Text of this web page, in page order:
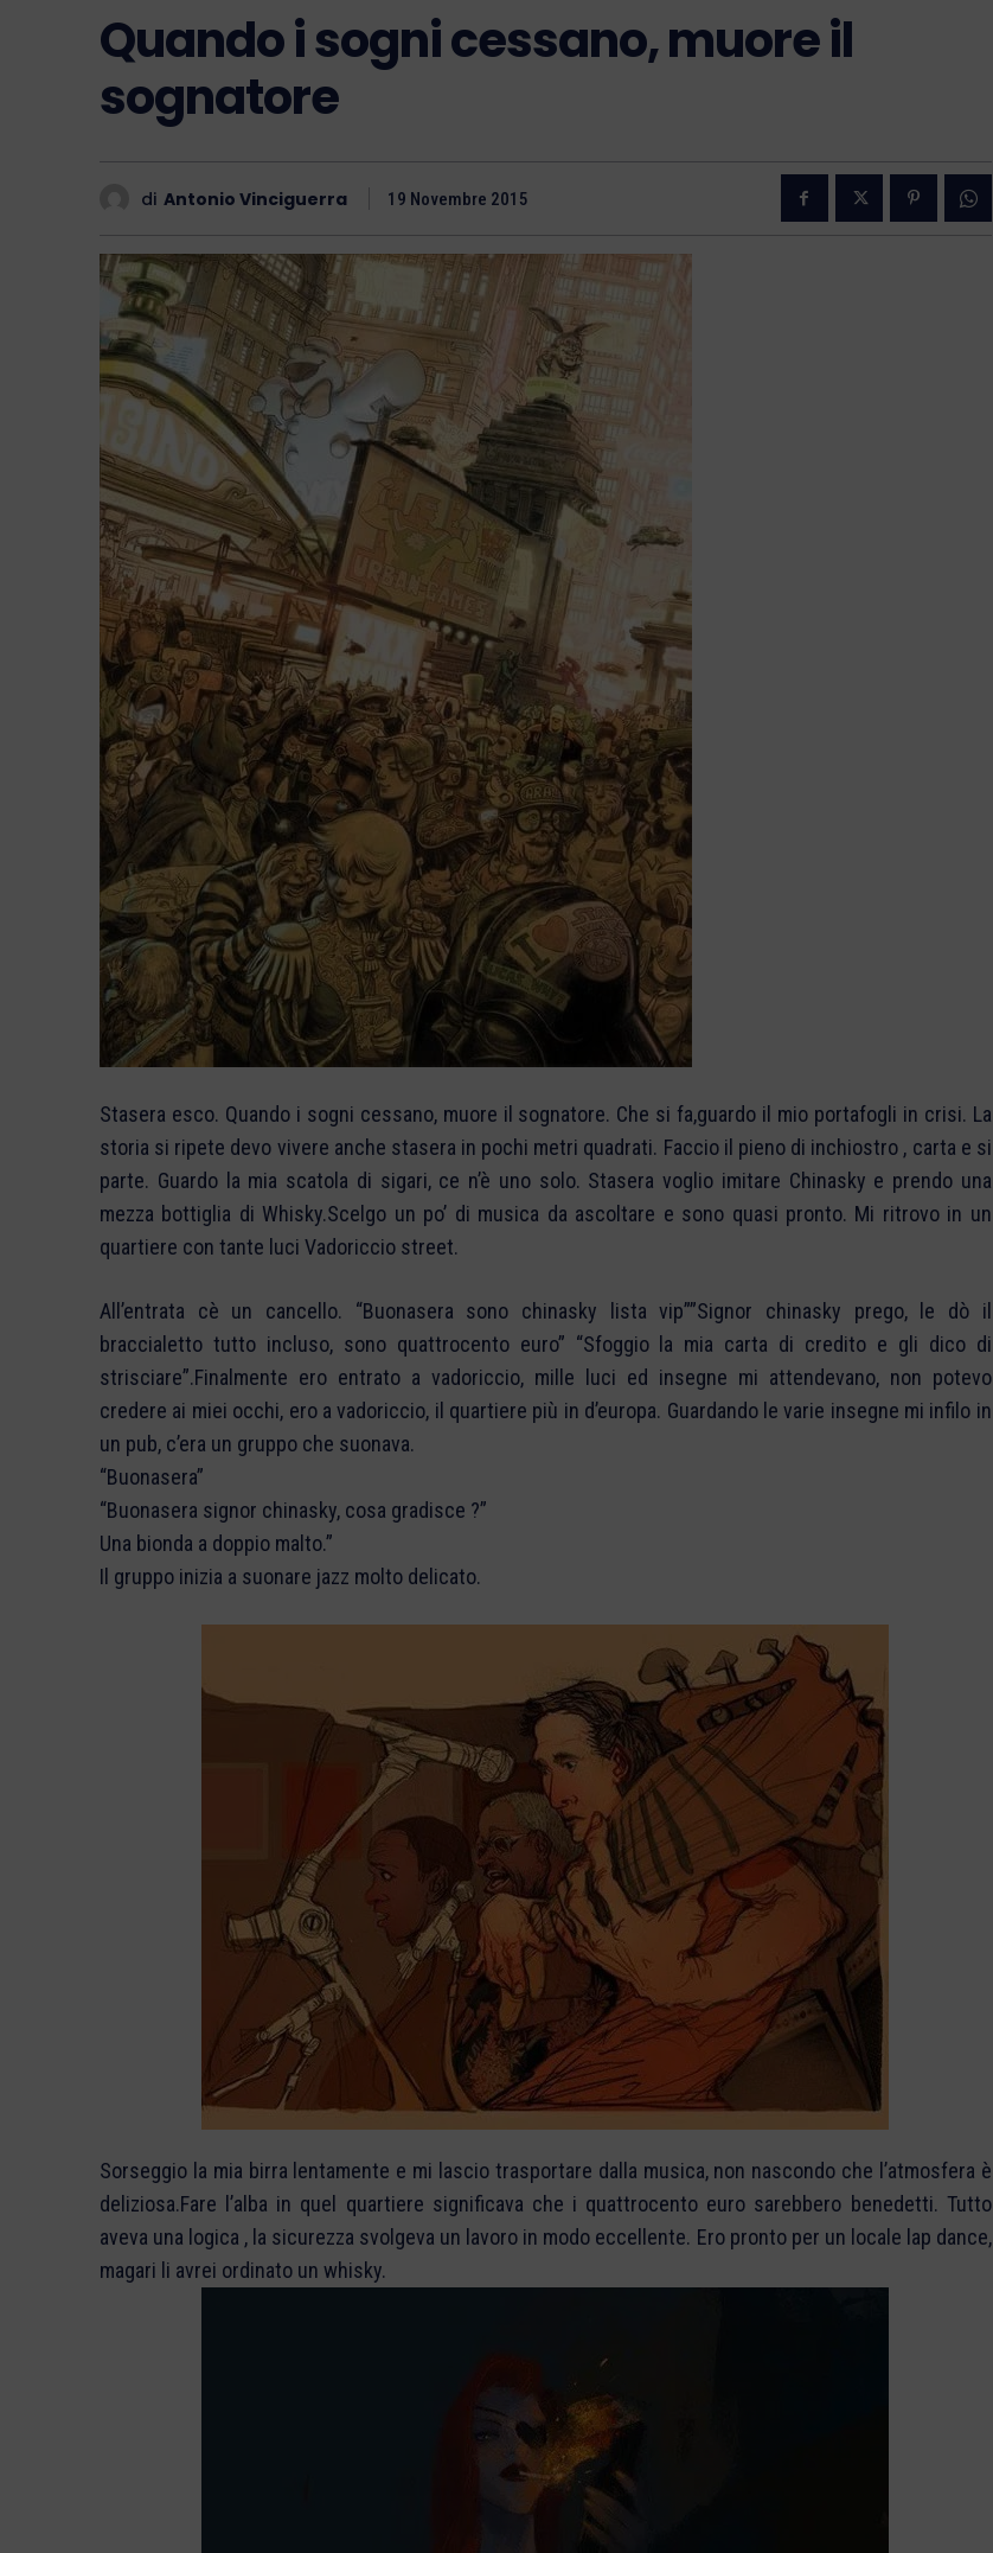
Quando i sogni cessano, muore il
sognatore
di Antonio Vinciguerra 19 Novembre 2015
Stasera esco. Quando i sogni cessano, muore il sognatore. Che si fa,guardo il mio portafogli in crisi. La
storia si ripete devo vivere anche stasera in pochi metri quadrati. Faccio il pieno di inchiostro , carta e si
parte. Guardo la mia scatola di sigari, ce n’è uno solo. Stasera voglio imitare Chinasky e prendo una
mezza bottiglia di Whisky.Scelgo un po’ di musica da ascoltare e sono quasi pronto. Mi ritrovo in un
quartiere con tante luci Vadoriccio street.
All’entrata cè un cancello. “Buonasera sono chinasky lista vip””Signor chinasky prego, le dò il
braccialetto tutto incluso, sono quattrocento euro” “Sfoggio la mia carta di credito e gli dico di
strisciare”.Finalmente ero entrato a vadoriccio, mille luci ed insegne mi attendevano, non potevo
credere ai miei occhi, ero a vadoriccio, il quartiere più in d’europa. Guardando le varie insegne mi infilo in
un pub, c’era un gruppo che suonava.
“Buonasera”
“Buonasera signor chinasky, cosa gradisce ?”
Una bionda a doppio malto.”
Il gruppo inizia a suonare jazz molto delicato.
Sorseggio la mia birra lentamente e mi lascio trasportare dalla musica, non nascondo che l’atmosfera è
deliziosa.Fare l’alba in quel quartiere significava che i quattrocento euro sarebbero benedetti. Tutto
aveva una logica , la sicurezza svolgeva un lavoro in modo eccellente. Ero pronto per un locale lap dance,
magari li avrei ordinato un whisky.